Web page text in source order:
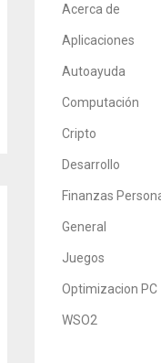
Acerca de
Aplicaciones
Autoayuda
Computación
Cripto
Desarrollo
Finanzas
General
Juegos
Optimizacion PC
WSO2